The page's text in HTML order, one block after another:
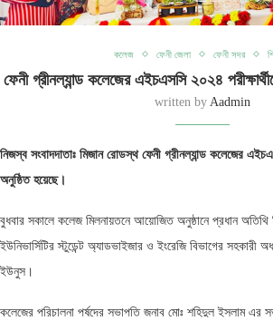
কলেজ ফেনী জেলা ফেনী সদর
ফেনী গ্রীনল্যান্ড কলেজের এইচএসসি ২০২৪
written by Aadmin
নিজস্ব সংবাদদাতাঃ মিজান রোডস্থ ফেনী গ্রীনল্যান্ড কলেজের
অনুষ্ঠিত হয়েছে।
বুধবার সকালে কলেজ মিলনায়তনে আয়োজিত অনুষ্ঠানে প্রধান অতিথি
ইউনিভার্সিটির স্টুডেন্ট অ্যাডভাইজার ও ইংরেজি বিভাগের
ইউনুস।
কলেজের পরিচালনা পর্ষদের সভাপতি জনাব মোঃ শহিদুল ইসলাম এর